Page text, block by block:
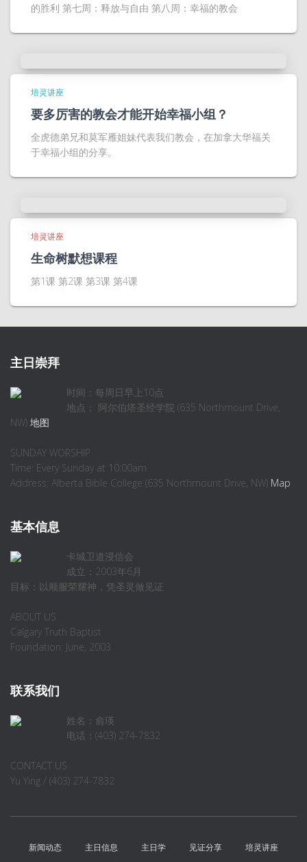
的胜利 第七周：释放与自由 第八周：幸福的教会
培灵讲座
要多厉害的教会才能开始幸福小组？
​全虎德弟兄和莫军雁姐妹代表我们教会，在加拿大华福关
于幸福小组的分享。
培灵讲座
生命树默想课程
第1课 第2课 第3课 第4课
主日崇拜
时间：每周日早上10点
地点： 阿尔伯塔圣经学院 (635 Northmount Drive,
NW) 地图
SUNDAY WORSHIP
Time: Every Sunday at 10:00am
Address: Alberta Bible College (635 Northmount Drive, NW) Map
基本信息
卡城卫道浸信会
成立：2003年6月
目标：以顺服荣耀神，凭圣灵做见证
ABOUT US
Calgary Truth Baptist
Foundation: June, 2003
联系我们
姓名：俞瑛
电话：(403) 274-7832
CONTACT US
Yu Ying / (403) 274-7832
新闻动态 主日信息 主日学 见证分享 培灵讲座